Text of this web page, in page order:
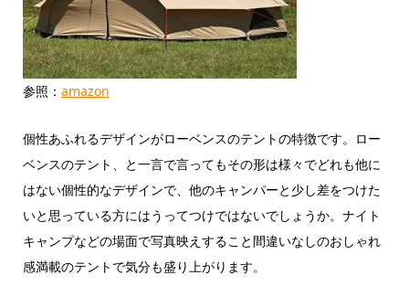
参照： amazon
個性あふれるデザインがローベンスのテントの特徴です。ロー
ベンスのテント、と一言で言ってもその形は様々でどれも他に
はない個性的なデザインで、他のキャンパーと少し差をつけた
いと思っている方にはうってつけではないでしょうか。ナイト
キャンプなどの場面で写真映えすること間違いなしのおしゃれ
感満載のテントで気分も盛り上がります。